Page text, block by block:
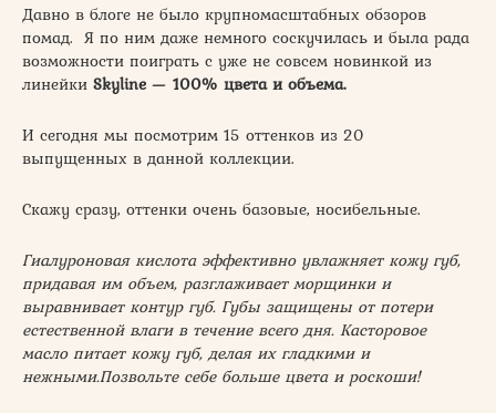
Давно в блоге не было крупномасштабных обзоров
помад. Я по ним даже немного соскучилась и была рада
возможности поиграть с уже не совсем новинкой из
линейки Skyline — 100% цвета и объема.
И сегодня мы посмотрим 15 оттенков из 20
выпущенных в данной коллекции.
Скажу сразу, оттенки очень базовые, носибельные.
Гиалуроновая кислота эффективно увлажняет кожу губ,
придавая им объем, разглаживает морщинки и
выравнивает контур губ. Губы защищены от потери
естественной влаги в течение всего дня. Касторовое
масло питает кожу губ, делая их гладкими и
нежными.Позвольте себе больше цвета и роскоши!